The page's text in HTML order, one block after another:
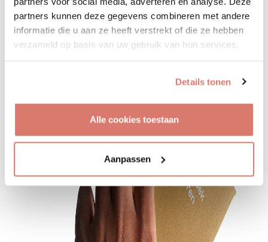
partners kunnen deze gegevens combineren met andere
informatie die u aan ze heeft verstrekt of die ze hebben
verzameld op basis van uw gebruik van hun services.
Details tonen
Alle cookies toestaan
Aanpassen
Adoptie handboek